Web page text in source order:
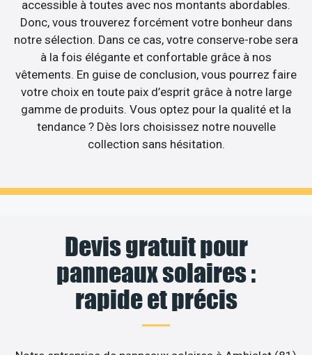
accessible à toutes avec nos montants abordables.
Donc, vous trouverez forcément votre bonheur dans
notre sélection. Dans ce cas, votre conserve-robe sera
à la fois élégante et confortable grâce à nos
vêtements. En guise de conclusion, vous pourrez faire
votre choix en toute paix d’esprit grâce à notre large
gamme de produits. Vous optez pour la qualité et la
tendance ? Dès lors choisissez notre nouvelle
collection sans hésitation.
Devis gratuit pour
panneaux solaires :
rapide et précis